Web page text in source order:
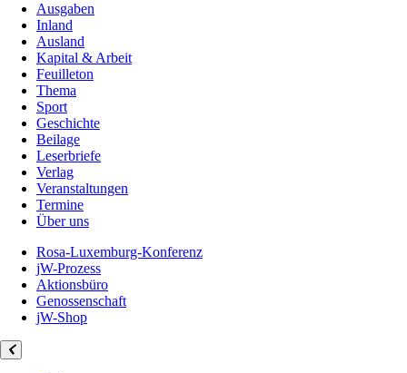
Ausgaben
Inland
Ausland
Kapital & Arbeit
Feuilleton
Thema
Sport
Geschichte
Beilage
Leserbriefe
Verlag
Veranstaltungen
Termine
Über uns
Rosa-Luxemburg-Konferenz
jW-Prozess
Aktionsbüro
Genossenschaft
jW-Shop